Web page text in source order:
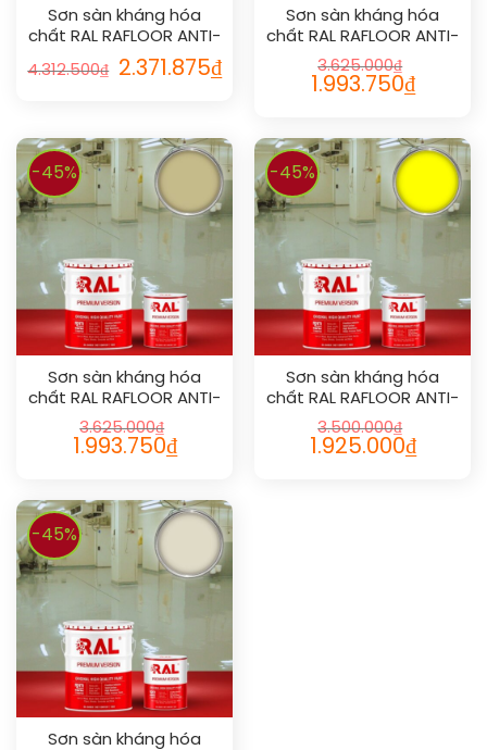
Sơn sàn kháng hóa
chất RAL RAFLOOR ANTI-
CHEM 1018
4.312.500₫ 2.371.875₫
Sơn sàn kháng hóa
chất RAL RAFLOOR ANTI-
CHEM 1015
3.625.000₫
1.993.750₫
-45%
Sơn sàn kháng hóa
chất RAL RAFLOOR ANTI-
CHEM 1000
3.625.000₫
1.993.750₫
-45%
Sơn sàn kháng hóa
chất RAL RAFLOOR ANTI-
CHEM 1026
3.500.000₫
1.925.000₫
-45%
Sơn sàn kháng hóa